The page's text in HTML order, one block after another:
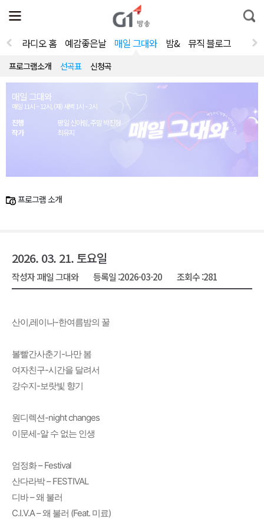
전
체
뉴
열
통
합
라디오 홈 예감좋은날 매일 그대와 밤& 뮤직 블로그
프로그램소개 선곡표 신청곡
매일 그대와
매일 11시 ~ 12시, (재) 새벽 1시 ~ 2시
진행
평일 신아림, 주말 박진형
작가
최유지
프로그램 소개
2026. 03. 21. 토요일
작성자 :매일 그대와 등록일 :2026-03-20 조회수 :281
산이,레이나-한여름밤의 꿀
볼빨간사춘기-나만 봄
여자친구-시간을 달려서
강수지-보랏빛 향기
원디렉션-night changes
이문세-알 수 없는 인생
엄정화 – Festival
산다라박 – FESTIVAL
디바 – 왜 불러
C.I.V.A – 왜 불러 (Feat. 미료)